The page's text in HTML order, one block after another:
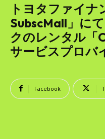
トヨタファイナ
SubscMall」に
クのレンタル「
サービスプロバ
Facebook